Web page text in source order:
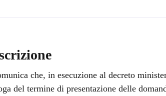
che, in esecuzione al decreto
del termine di presentazione delle